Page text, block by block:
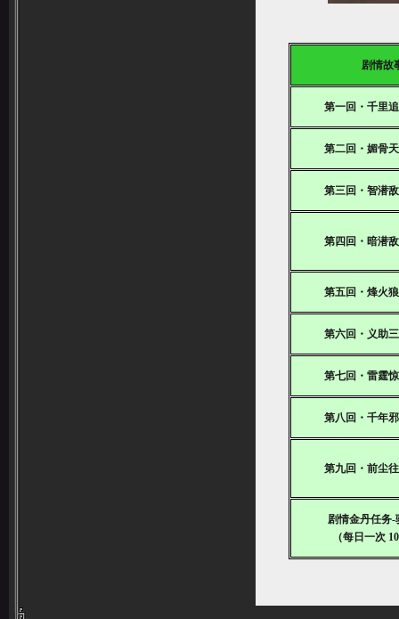
剧情故
第一回・千里
第二回・媚骨
第三回・智潜
第四回・暗潜
第五回・烽火
第六回・义助
第七回・雷霆
第八回・千年
第九回・前尘
剧情金丹任务-
（每日一次